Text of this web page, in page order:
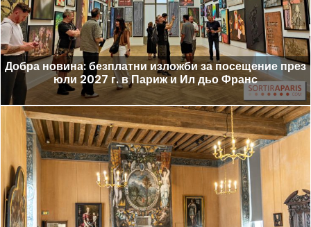
Добра новина: безплатни изложби за посещение през
юли 2027 г. в Париж и Ил дьо Франс